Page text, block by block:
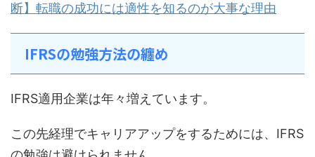
断】転職の成功には適性を知るのが大事な理由
IFRSの勉強方法の纏め
IFRS適用企業は年々増えています。
この先経理でキャリアアップをするためには、IFRS